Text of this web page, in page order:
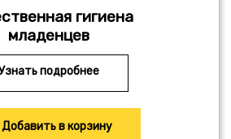
гигиена
младенцев
подробнее
в корзину